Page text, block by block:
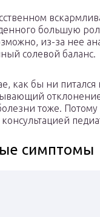
большую
из-за нее
солевой баланс.
как бы ни
тоже. Потому
симптомы